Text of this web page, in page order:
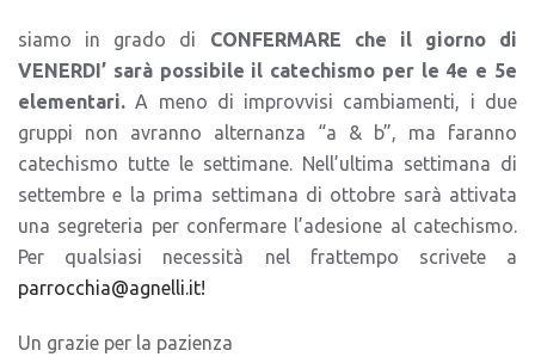
siamo in grado di CONFERMARE che il giorno di
VENERDI’ sarà possibile il catechismo per le 4e e 5e
elementari.A meno di improvvisi cambiamenti, i due
gruppi non avranno alternanza “a & b”, ma faranno
catechismo tutte le settimane. Nell’ultima settimana di
settembre e la prima settimana di ottobre sarà attivata
una segreteria per confermare l’adesione al catechismo.
Per qualsiasi necessità nel frattempo scrivete a
parrocchia@agnelli.it!
Un grazie per la pazienza